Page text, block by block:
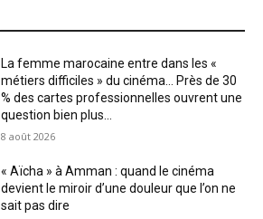
La femme marocaine entre dans les «
métiers difficiles » du cinéma… Près de 30
% des cartes professionnelles ouvrent une
question bien plus...
8 août 2026
« Aïcha » à Amman : quand le cinéma
devient le miroir d’une douleur que l’on ne
sait pas dire